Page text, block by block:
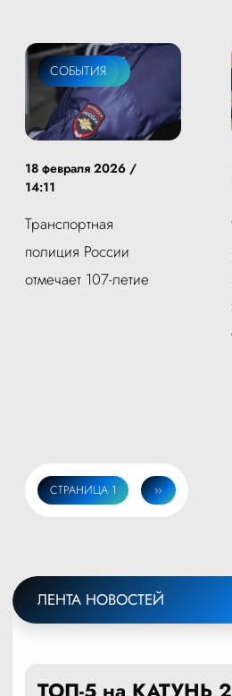
ОБЩЕСТВО
СОБЫТИЯ
18 февраля 2026 /
14:11
Транспортная
полиция России
отмечает 107-летие
Нумерация
СТРАНИЦА 1
СЛЕДУЮЩАЯ
СТРАНИЦА
››
ЛЕНТА НОВОСТЕЙ